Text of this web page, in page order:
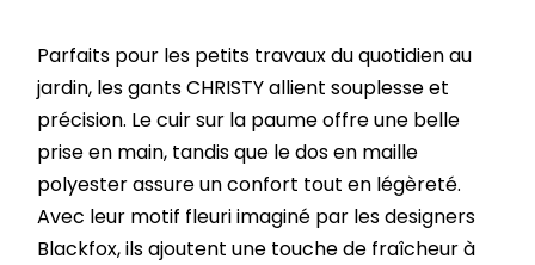
Parfaits pour les petits travaux du quotidien au
jardin, les gants CHRISTY allient souplesse et
précision. Le cuir sur la paume offre une belle
prise en main, tandis que le dos en maille
polyester assure un confort tout en légèreté.
Avec leur motif fleuri imaginé par les designers
Blackfox, ils ajoutent une touche de fraîcheur à